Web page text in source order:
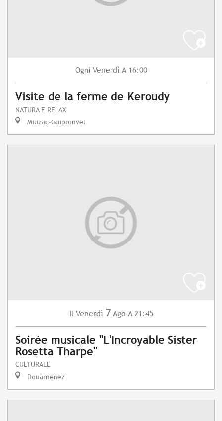
Ogni Venerdì A 16:00
Visite de la ferme de Keroudy
NATURA E RELAX
Milizac-Guipronvel
Il Venerdì 7 Ago A 21:45
Soirée musicale "L'Incroyable Sister
Rosetta Tharpe"
CULTURALE
Douarnenez